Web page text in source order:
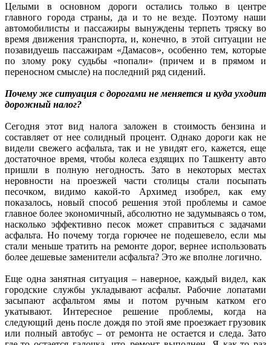
Целыми в основном дороги остались только в центре
главного города страны, да и то не везде. Поэтому наши
автомобилисты и пассажиры вынуждены терпеть тряску во
время движения транспорта, и, конечно, в этой ситуации не
позавидуешь пассажирам «Дамасов», особенно тем, которые
по злому року судьбы «попали» (причем и в прямом и
переносном смысле) на последний ряд сидений.
Почему же ситуация с дорогами не меняется и куда уходит
дорожный налог?
Сегодня этот вид налога заложен в стоимость бензина и
составляет от нее солидный процент. Однако дороги как не
видели свежего асфальта, так и не увидят его, кажется, еще
достаточное время, чтобы колеса ездящих по Ташкенту авто
пришли в полную негодность. Зато в некоторых местах
неровности на проезжей части столицы стали посыпать
песочком, видимо какой-то Архимед изобрел, как ему
показалось, новый способ решения этой проблемы и самое
главное более экономичный, абсолютно не задумываясь о том,
насколько эффективно песок может справиться с задачами
асфальта. Но почему тогда горючее не подешевело, если мы
стали меньше тратить на ремонте дорог, вернее использовать
более дешевые заменители асфальта? Это же вполне логично.
Еще одна занятная ситуация – наверное, каждый видел, как
городские службы укладывают асфальт. Рабочие лопатами
засыпают асфальтом ямы и потом ручным катком его
укатывают. Интересное решение проблемы, когда на
следующий день после дождя по этой яме проезжает грузовик
или полный автобус – от ремонта не остается и следа. Зато